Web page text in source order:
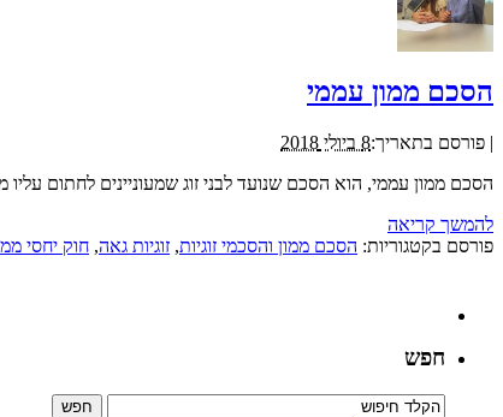
הסכם ממון עממי
| פורסם בתאריך:8 ביולי 2018
הסכם ממון עממי, הוא הסכם שנועד לבני זוג שמעוניינים לחתום
להמשך קריאה
פורסם בקטגוריות: הסכם ממון והסכמי זוגיות, זוגיות גאה, חוק יחסי
חפש